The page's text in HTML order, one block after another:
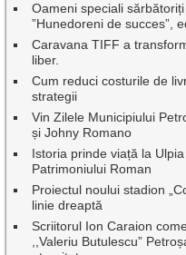
Oameni speciali
”Hunedoreni de succes”,
Caravana TIFF a
liber.
Cum reduci costurile de
strategii
Vin Zilele Municipiului
și Johny Romano
Istoria prinde viață la
Patrimoniului Roman
Proiectul noului stadion
linie dreaptă
Scriitorul Ion Caraion
,,Valeriu Butulescu”